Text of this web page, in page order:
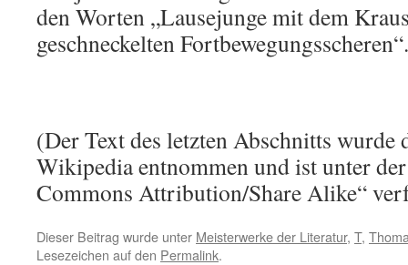
den Worten „Lausejunge mit dem
geschneckelten Fortbewegungsscheren“.
(Der Text des letzten Abschnitts wurde
Wikipedia entnommen und ist unter
Commons Attribution/Share Alike“
Dieser Beitrag wurde unter Meisterwerke der Literatur, T,
Lesezeichen auf den Permalink.